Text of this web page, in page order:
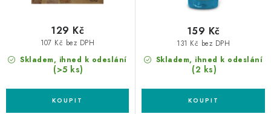
Skladem, ihned k odeslání
(>5 ks)
107 Kč bez DPH
129 Kč
Skladem, ihned k odeslání
(2 ks)
131 Kč bez DPH
159 Kč